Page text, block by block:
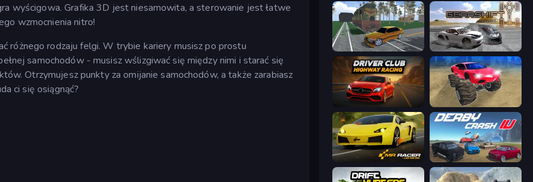
wyścigowa. Grafika 3D jest niesamowita, a sterowanie jest łatwe
wzmocnienia nitro!
różnego rodzaju felgi. W trybie kariery musisz po prostu
samochodów - musisz wślizgiwać się między nimi i starać się
Otrzymujesz punkty za omijanie samochodów, a także zarabiasz
ci się osiągnąć?
Obby: Car Crash Sandbox Gearshift One
Driver Club: Highway Racing
Mr. Racer - Car Racing Derby Crash 4